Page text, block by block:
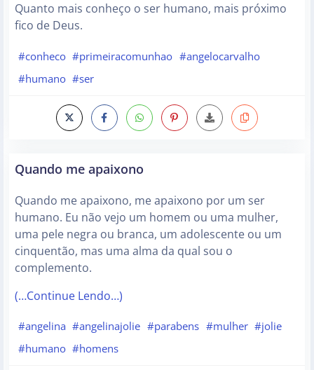
Quanto mais conheço o ser humano, mais próximo
fico de Deus.
#conheco #primeiracomunhao #angelocarvalho
#humano #ser
Quando me apaixono
Quando me apaixono, me apaixono por um ser
humano. Eu não vejo um homem ou uma mulher,
uma pele negra ou branca, um adolescente ou um
cinquentão, mas uma alma da qual sou o
complemento.
(…Continue Lendo…)
#angelina #angelinajolie #parabens #mulher #jolie
#humano #homens